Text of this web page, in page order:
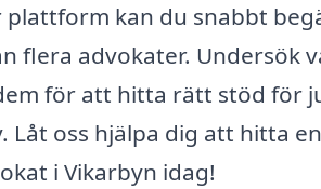
plattform kan du snabbt
flera advokater. Undersök
för att hitta rätt stöd för
Låt oss hjälpa dig att hitta en
i Vikarbyn idag!